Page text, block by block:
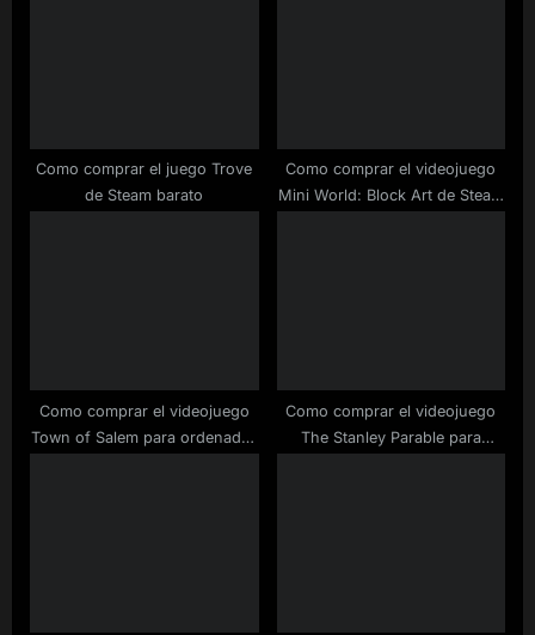
Como comprar el juego Trove
de Steam barato
Como comprar el videojuego
Mini World: Block Art de Steam
Como comprar el videojuego
Town of Salem para ordenador
Como comprar el videojuego
The Stanley Parable para